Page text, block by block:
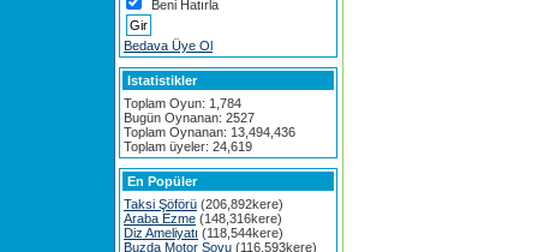
Beni Hatırla
Bedava Üye Ol
Istatistikler
Toplam Oyun: 1,784
Bugün Oynanan: 2527
Toplam Oynanan: 13,494,436
Toplam üyeler: 24,619
En Popüler
Taksi Şöförü (206,892kere)
Araba Ezme (148,316kere)
Diz Ameliyatı (118,544kere)
Buzda Motor Şovu (116,593kere)